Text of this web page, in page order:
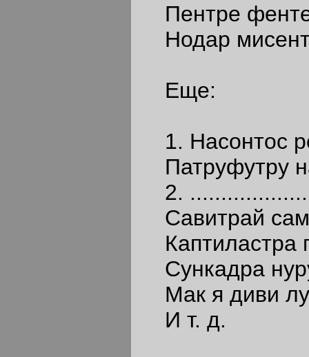
Пентре
Нодар
Еще:
1. Насонтос
Патруфутру
2.
Савитрай
Каптиластра
Сункадра
Мак я диви
И т. д.